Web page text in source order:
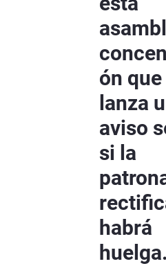
ón que
lanza
aviso
si la
habrá
huelga.